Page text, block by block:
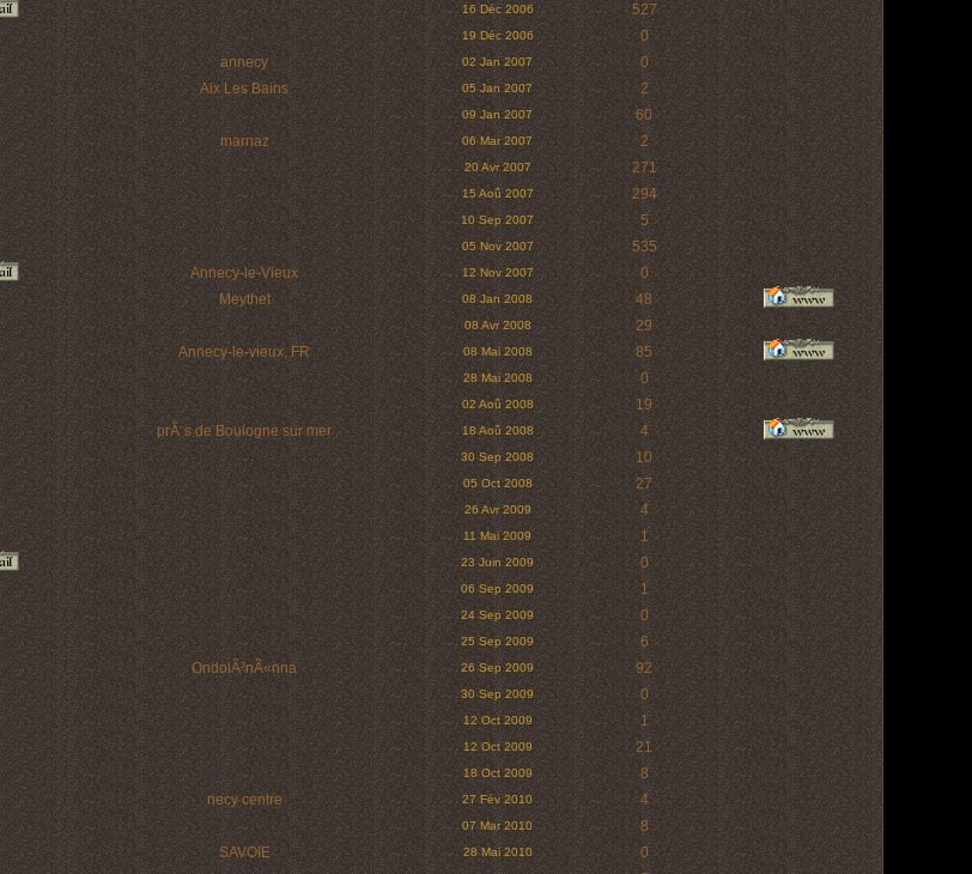
16 Déc 2006
527
19 Déc 2006
0
annecy 02 Jan 2007
0
Aix Les Bains 05 Jan 2007
2
09 Jan 2007
60
marnaz 06 Mar 2007
2
20 Avr 2007
271
15 Aoû 2007
294
10 Sep 2007
5
05 Nov 2007
535
Annecy-le-Vieux 12 Nov 2007
0
Meythet 08 Jan 2008
48
08 Avr 2008
29
Annecy-le-vieux, FR 08 Mai 2008
85
28 Mai 2008
0
02 Aoû 2008
19
prÃ¨s de Boulogne sur mer 18 Aoû 2008
4
30 Sep 2008
10
05 Oct 2008
27
26 Avr 2009
4
11 Mai 2009
1
23 Juin 2009
0
06 Sep 2009
1
24 Sep 2009
0
25 Sep 2009
6
OndolÃ³nÃ«nna 26 Sep 2009
92
30 Sep 2009
0
12 Oct 2009
1
12 Oct 2009
21
18 Oct 2009
8
necy centre 27 Fév 2010
4
07 Mar 2010
8
SAVOIE 28 Mai 2010
0